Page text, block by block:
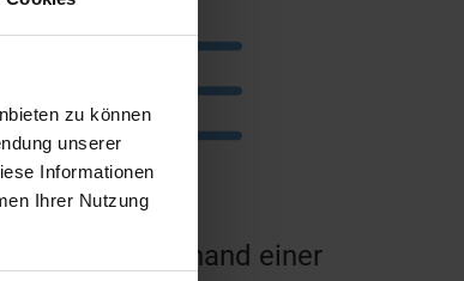
zu können
unserer
Informationen
Ihrer Nutzung
Prüfen Sie anhand einer